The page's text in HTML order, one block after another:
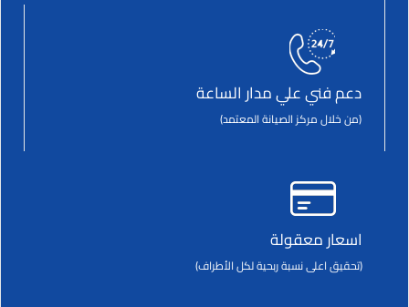
دعم فني علي مدار الساعة
(من خلال مركز الصيانة المعتمد)
اسعار معقولة
(تحقيق اعلى نسبة ربحية لكل الأطراف)